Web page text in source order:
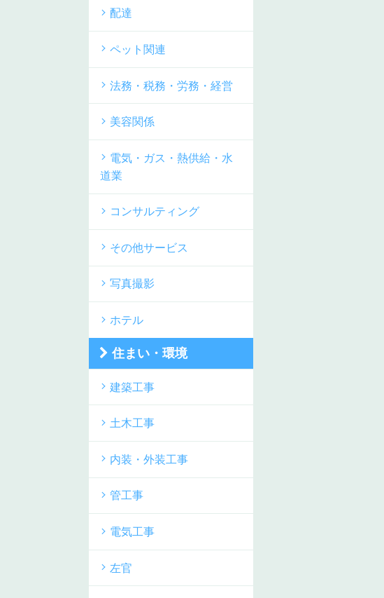
配達
ペット関連
法務・税務・労務・経営
美容関係
電気・ガス・熱供給・水
道業
コンサルティング
その他サービス
写真撮影
ホテル
住まい・環境
建築工事
土木工事
内装・外装工事
管工事
電気工事
左官